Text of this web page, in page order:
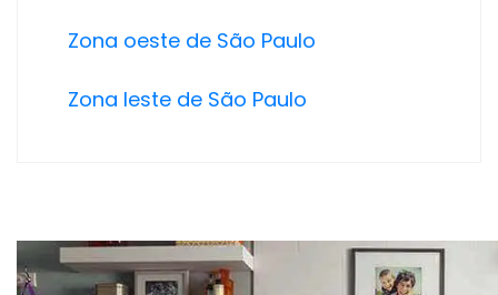
Zona oeste de São Paulo
Zona leste de São Paulo